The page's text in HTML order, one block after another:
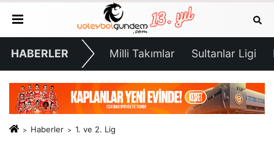
HABERLER Milli Takımlar Sultanlar Ligi
Haberler 1. ve 2. Lig